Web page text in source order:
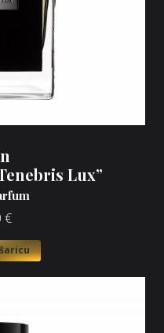
Lux”
€